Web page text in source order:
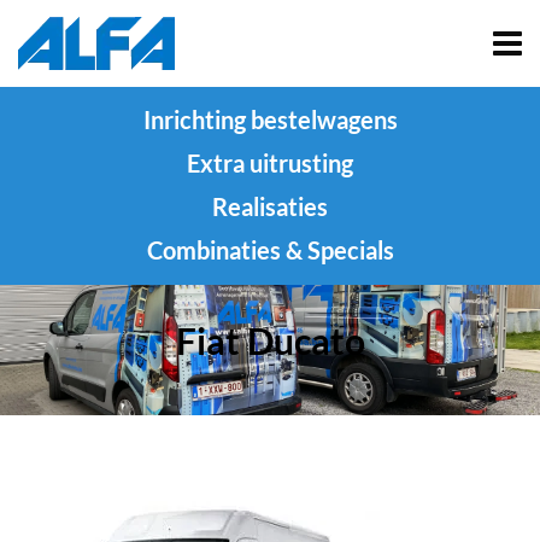
Inrichting bestelwagens
Extra uitrusting
Realisaties
Combinaties & Specials
Fiat Ducato